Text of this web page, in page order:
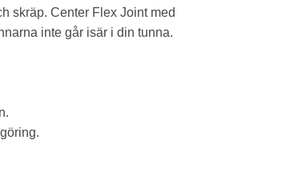
skräp. Center Flex Joint med
inte går isär i din tunna.